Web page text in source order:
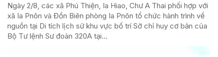
Ngày 2/8, các xã Phú Thiện, Ia Hiao, Chư A Thai phối hợp với
xã Ia Pnôn và Đồn Biên phòng Ia Pnôn tổ chức hành trình về
nguồn tại Di tích lịch sử khu vực bố trí Sở chỉ huy cơ bản của
Bộ Tư lệnh Sư đoàn 320A tại...